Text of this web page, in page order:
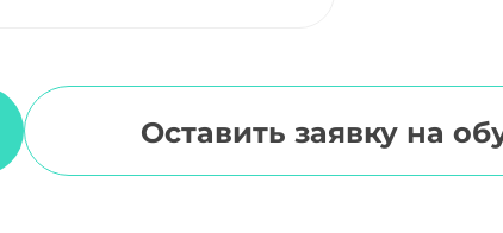
Оставить заявку на